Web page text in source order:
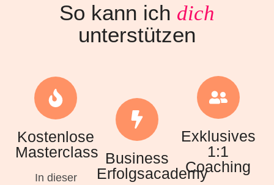
So kann ich dich
unterstützen
Kostenlose
Masterclass
In dieser
Business
Erfolgsacademy
Exklusives
1:1
Coaching